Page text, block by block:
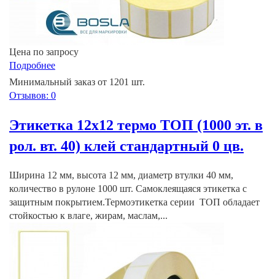
Цена по запросу
Подробнее
Минимальный заказ от 1201 шт.
Отзывов: 0
Этикетка 12х12 термо ТОП (1000 эт. в
рол. вт. 40) клей стандартный 0 цв.
Ширина 12 мм, высота 12 мм, диаметр втулки 40 мм,
количество в рулоне 1000 шт. Самоклеящаяся этикетка с
защитным покрытием.Термоэтикетка серии ТОП обладает
стойкостью к влаге, жирам, маслам,...